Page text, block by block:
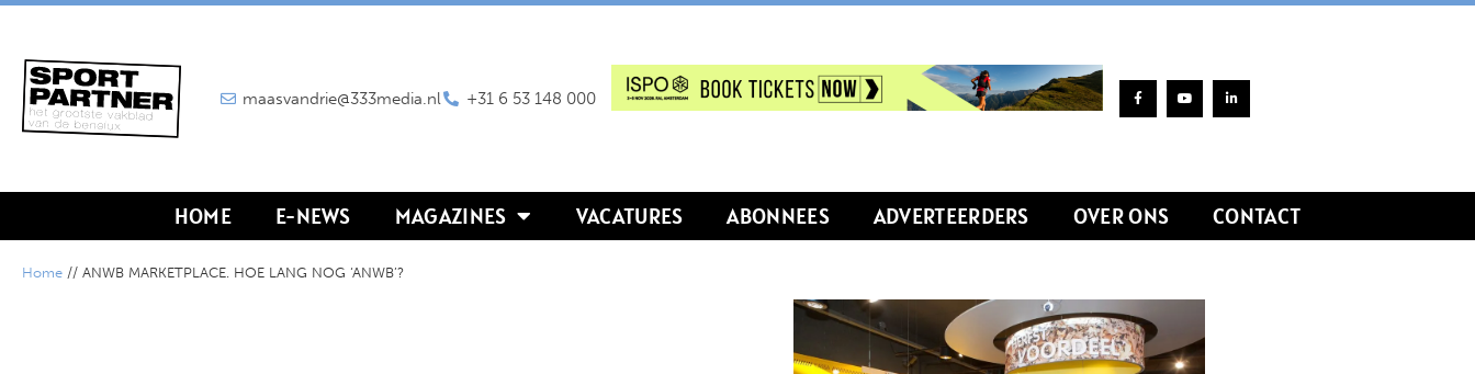
maasvandrie@333media.nl +31 6 53 148 000
HOME E-NEWS MAGAZINES VACATURES ABONNEES ADVERTEERDERS OVER ONS CONTACT
Home // ANWB MARKETPLACE. HOE LANG NOG ‘ANWB’?